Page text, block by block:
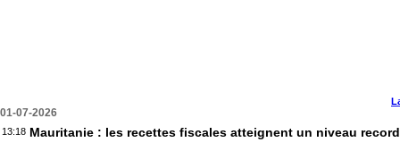
01-07-2026
13:18 Mauritanie : les recettes fiscales atteignent un niveau record